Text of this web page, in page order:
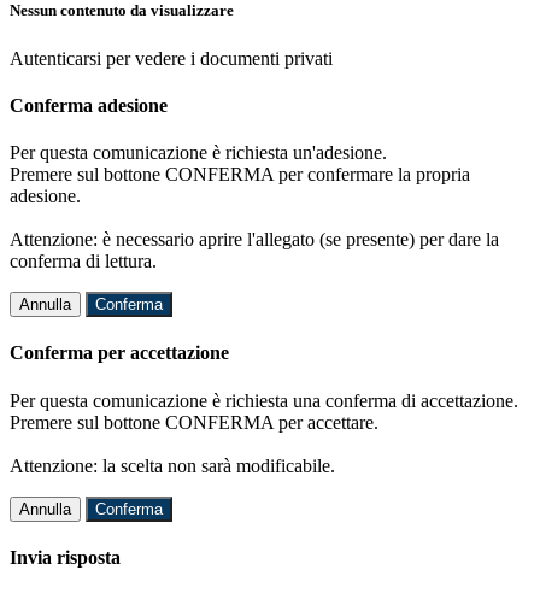
Nessun contenuto da visualizzare
Autenticarsi per vedere i documenti privati
Conferma adesione
Per questa comunicazione è richiesta un'adesione.
Premere sul bottone CONFERMA per confermare la propria
adesione.
Attenzione: è necessario aprire l'allegato (se presente) per dare la
conferma di lettura.
Annulla Conferma
Conferma per accettazione
Per questa comunicazione è richiesta una conferma di accettazione.
Premere sul bottone CONFERMA per accettare.
Attenzione: la scelta non sarà modificabile.
Annulla Conferma
Invia risposta